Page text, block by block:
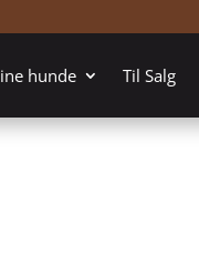
hunde Til Salg